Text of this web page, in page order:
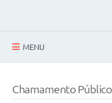
MENU
Chamamento Público